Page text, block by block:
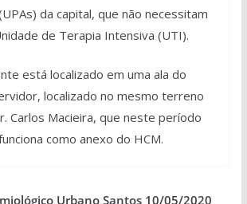
da capital, que não necessitam
de Terapia Intensiva (UTI).
está localizado em uma ala do
localizado no mesmo terreno
Carlos Macieira, que neste período
como anexo do HCM.
Urbano Santos 10/05/2020